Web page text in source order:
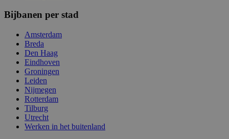
Bijbanen per stad
Amsterdam
Breda
Den Haag
Eindhoven
Groningen
Leiden
Nijmegen
Rotterdam
Tilburg
Utrecht
Werken in het buitenland